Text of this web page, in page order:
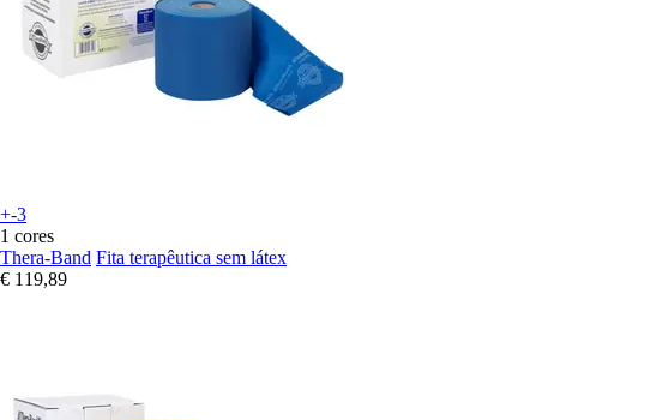
+-3
1 cores
Thera-Band Fita terapêutica sem látex
€ 119,89